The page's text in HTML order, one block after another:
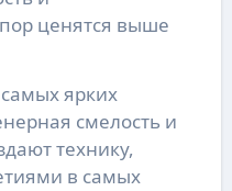
ценятся выше
ярких
смелость и
технику,
в самых